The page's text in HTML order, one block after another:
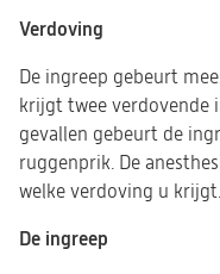
Verdoving
De ingreep gebeurt
krijgt twee verdovende
gevallen gebeurt de
ruggenprik. De
welke verdoving u krijgt.
De ingreep